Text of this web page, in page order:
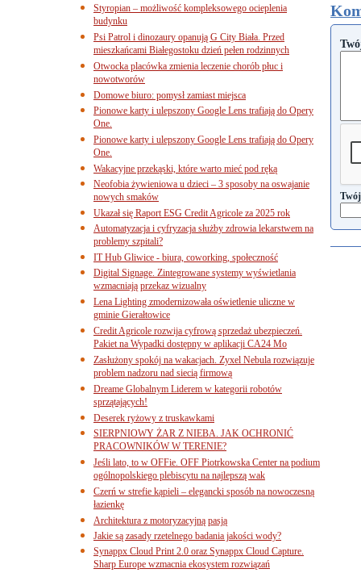
Styropian – możliwość kompleksowego ocieplenia
budynku
Psi Patrol i dinozaury opanują G City Biała. Przed
mieszkańcami Białegostoku dzień pełen rodzinnych
Otwocka placówka zmienia leczenie chorób płuc i
nowotworów
Domowe biuro: pomysł zamiast miejsca
Pionowe karty i ulepszony Google Lens trafiają do Opery
One.
Pionowe karty i ulepszony Google Lens trafiają do Opery
One.
Wakacyjne przekąski, które warto mieć pod ręką
Neofobia żywieniowa u dzieci – 3 sposoby na oswajanie
nowych smaków
Ukazał się Raport ESG Credit Agricole za 2025 rok
Automatyzacja i cyfryzacja służby zdrowia lekarstwem na
problemy szpitali?
IT Hub Gliwice - biura, coworking, społeczność
Digital Signage. Zintegrowane systemy wyświetlania
wzmacniają przekaz wizualny
Lena Lighting zmodernizowała oświetlenie uliczne w
gminie Gierałtowice
Credit Agricole rozwija cyfrową sprzedaż ubezpieczeń.
Pakiet na Wypadki dostępny w aplikacji CA24 Mo
Zasłużony spokój na wakacjach. Zyxel Nebula rozwiązuje
problem nadzoru nad siecią firmową
Dreame Globalnym Liderem w kategorii robotów
sprzątających!
Deserek ryżowy z truskawkami
SIERPNIOWY ŻAR Z NIEBA. JAK OCHRONIĆ
PRACOWNIKÓW W TERENIE?
Jeśli lato, to w OFFie. OFF Piotrkowska Center na podium
ogólnopolskiego plebiscytu na najlepszą wak
Czerń w strefie kąpieli – elegancki sposób na nowoczesną
łazienkę
Architektura z motoryzacyjną pasją
Jakie są zasady rzetelnego badania jakości wody?
Synappx Cloud Print 2.0 oraz Synappx Cloud Capture.
Sharp Europe wzmacnia ekosystem rozwiązań